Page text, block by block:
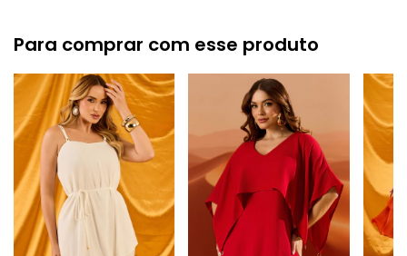
Para comprar com esse produto